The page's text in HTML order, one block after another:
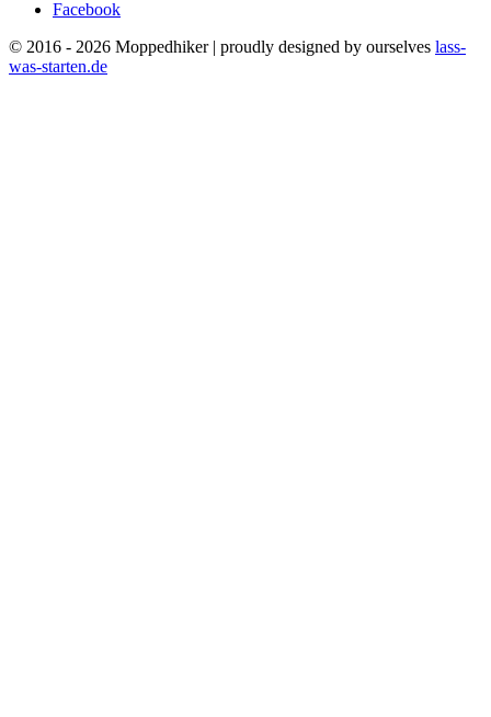
Facebook
© 2016 - 2026 Moppedhiker | proudly designed by ourselves lass-
was-starten.de